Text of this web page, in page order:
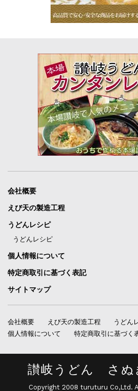
会社概要
えび天の製造工程
うどんレシピ
うどんレシピ
個人情報について
特定商取引に基づく表記
サイトマップ
会社概要 えび天の製造工程
うどん
個人情報について
特定商取引に基づく
讃岐うどん さぬ
Copyright 2008 turuturu Co,Ltd.